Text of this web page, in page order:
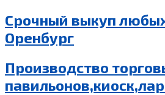
Срочный выкуп
Оренбург
Производство